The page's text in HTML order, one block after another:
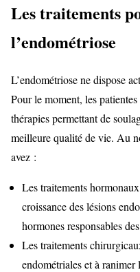
Les traitements
l’endométriose
L’endométriose ne dispose
Pour le moment, les
thérapies permettant de
meilleure qualité de vie. Au
avez :
Les traitements
croissance des lésions
hormones responsables
Les traitements
endométriales et à